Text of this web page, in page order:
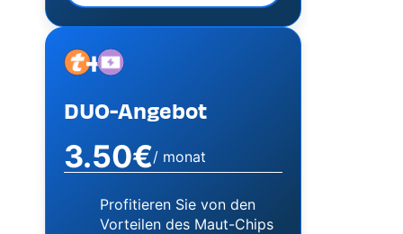
Image
+Image
DUO-Angebot
3.50€/ monat
Profitieren Sie von den
Vorteilen des Maut-Chips